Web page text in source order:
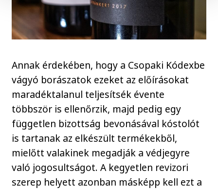
Annak érdekében, hogy a Csopaki Kódexbe
vágyó borászatok ezeket az előírásokat
maradéktalanul teljesítsék évente
többször is ellenőrzik, majd pedig egy
független bizottság bevonásával kóstolót
is tartanak az elkészült termékekből,
mielőtt valakinek megadják a védjegyre
való jogosultságot. A kegyetlen revizori
szerep helyett azonban másképp kell ezt a